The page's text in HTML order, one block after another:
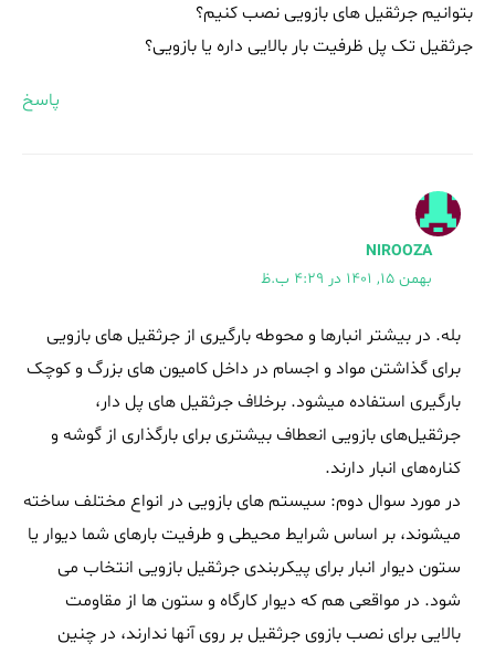
بتوانیم جرثقیل های بازویی نصب کنیم؟
جرثقیل تک پل ظرفیت بار بالایی داره یا بازویی؟
پاسخ
NIROOZA
بهمن 15, 1401 در 4:29 ب.ظ
بله. در بیشتر انبارها و محوطه بارگیری از جرثقیل های بازویی
برای گذاشتن مواد و اجسام در داخل کامیون های بزرگ و کوچک
بارگیری استفاده میشود. برخلاف جرثقیل های پل دار،
جرثقیل‌های بازویی انعطاف بیشتری برای بارگذاری از گوشه و
کناره‌های انبار دارند.
در مورد سوال دوم: سیستم های بازویی در انواع مختلف ساخته
میشوند، بر اساس شرایط محیطی و طرفیت بارهای شما دیوار یا
ستون دیوار انبار برای پیکربندی جرثقیل بازویی انتخاب می
شود. در مواقعی هم که دیوار کارگاه و ستون ها از مقاومت
بالایی برای نصب بازوی جرثقیل بر روی آنها ندارند، در چنین